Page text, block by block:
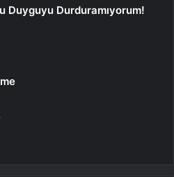
Duyguyu Durduramıyorum!